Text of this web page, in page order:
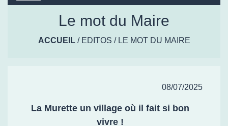
Le mot du Maire
ACCUEIL/ EDITOS / LE MOT DU MAIRE
08/07/2025
La Murette un village où il fait si bon
vivre !